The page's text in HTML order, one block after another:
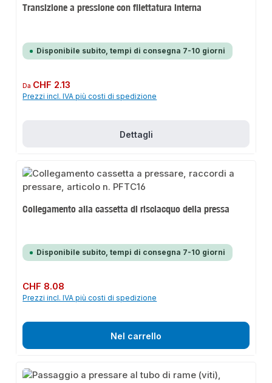
Transizione a pressione con filettatura interna
Disponibile subito, tempi di consegna 7-10 giorni
Prezzo normale:
Da CHF 2.13
Prezzi incl. IVA più costi di spedizione
Dettagli
Collegamento alla cassetta di risciacquo della pressa
Disponibile subito, tempi di consegna 7-10 giorni
Prezzo normale:
CHF 8.08
Prezzi incl. IVA più costi di spedizione
Nel carrello